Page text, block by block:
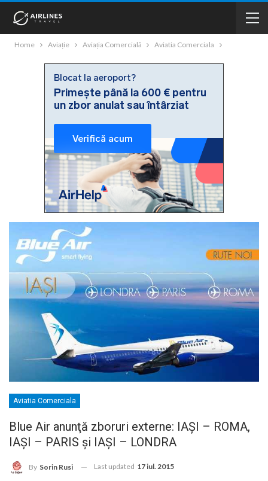
Home Aviație Aviația Comercială Aviatia Comerciala
Aviatia Comerciala
Blue Air anunţă zboruri externe: IAŞI – ROMA,
IAŞI – PARIS şi IAŞI – LONDRA
By Sorin Rusi Last updated 17 iul. 2015